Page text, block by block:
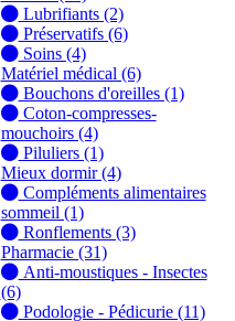
Lubrifiants (2)
Préservatifs (6)
Soins (4)
Matériel médical (6)
Bouchons d'oreilles (1)
Coton-compresses-
mouchoirs (4)
Piluliers (1)
Mieux dormir (4)
Compléments alimentaires
sommeil (1)
Ronflements (3)
Pharmacie (31)
Anti-moustiques - Insectes
(6)
Podologie - Pédicurie (11)